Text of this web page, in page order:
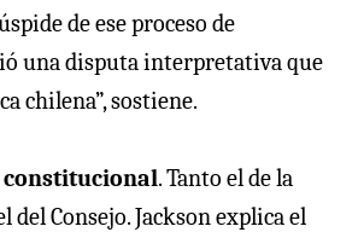
de ese proceso de
una disputa interpretativa que
chilena”, sostiene.
constitucional. Tanto el de la
del Consejo. Jackson explica el